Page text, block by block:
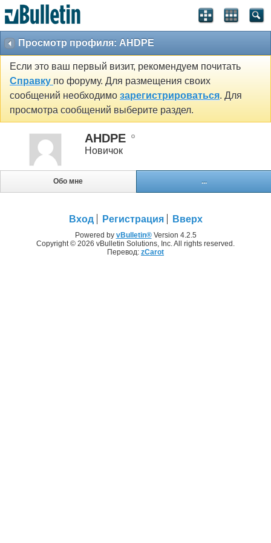
Просмотр профиля: AHDPE
Если это ваш первый визит, рекомендуем почитать
Справку по форуму. Для размещения своих
сообщений необходимо зарегистрироваться. Для
просмотра сообщений выберите раздел.
AHDPE
Новичок
Обо мне ...
Вход Регистрация Вверх
Powered by vBulletin®Version 4.2.5
Copyright © 2026 vBulletin Solutions, Inc. All rights reserved.
Перевод: zCarot